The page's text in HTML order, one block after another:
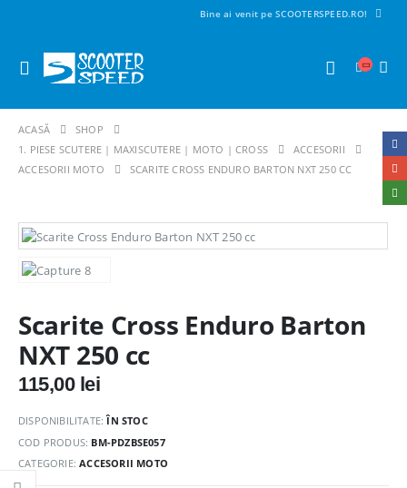
Bine ai venit pe SCOOTERSPEED.RO!
ACASĂ
SHOP
1. PIESE SCUTERE | MAXISCUTERE | MOTO | CROSS
ACCESORII
ACCESORII MOTO
SCARITE CROSS ENDURO BARTON NXT 250 CC
Scarite Cross Enduro Barton
NXT 250 cc
115,00 lei
DISPONIBILITATE:ÎN STOC
COD PRODUS: BM-PDZBSE057
CATEGORIE:ACCESORII MOTO